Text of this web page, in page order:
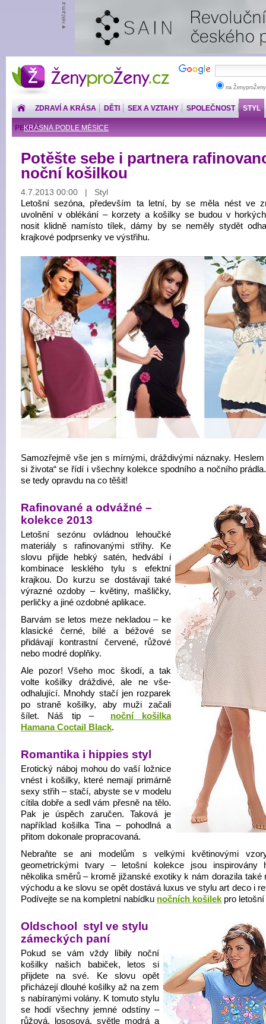
ŽenyproŽeny.cz
na
ZDRAVÍ A KRÁSA DĚTI SEX A VZTAHY SPOLEČNOST STYL
KRÁSNÁ PODLE MĚSÍCE
PENÍZE
Potěšte sebe i partnera
noční košilkou
4.7.2013 00:00 | Styl
Letošní sezóna, především ta letní, by se měla nést ve
uvolnění v oblékání – korzety a košilky se budou v
nosit klidně namísto tílek, dámy by se neměly stydět
krajkové podprsenky ve výstřihu.
Samozřejmě vše jen s mírnými, dráždivými náznaky. Heslem
si života“ se řídí i všechny kolekce spodního a nočního
se tedy opravdu na co těšit!
Rafinované a odvážné –
kolekce 2013
Letošní sezónu ovládnou lehoučké
materiály s rafinovanými střihy. Ke
slovu přijde hebký satén, hedvábí i
kombinace lesklého tylu s efektní
krajkou. Do kurzu se dostávají také
výrazné ozdoby – květiny, mašličky,
perličky a jiné ozdobné aplikace.
Barvám se letos meze nekladou – ke
klasické černé, bílé a béžové se
přidávají kontrastní červené, růžové
nebo modré doplňky.
Ale pozor! Všeho moc škodí, a tak
volte košilky dráždivé, ale ne vše-
odhalující. Mnohdy stačí jen rozparek
po straně košilky, aby muži začali
šílet. Náš tip – noční košilka
Hamana Coctail Black.
Romantika i hippies styl
Erotický náboj mohou do vaší ložnice
vnést i košilky, které nemají primárně
sexy střih – stačí, abyste se v modelu
cítila dobře a sedl vám přesně na tělo.
Pak je úspěch zaručen. Taková je
například košilka Tina – pohodlná a
přitom dokonale propracovaná.
Nebraňte se ani modelům s velkými květinovými
geometrickými tvary – letošní kolekce jsou inspirovány
několika směrů – kromě jižanské exotiky k nám dorazila také
východu a ke slovu se opět dostává luxus ve stylu art deco i
Podívejte se na kompletní nabídku nočních košilek pro
Oldschool styl ve stylu
zámeckých paní
Pokud se vám vždy líbily noční
košilky našich babiček, letos si
přijdete na své. Ke slovu opět
přicházejí dlouhé košilky až na zem
s nabíranými volány. K tomuto stylu
se hodí všechny jemné odstíny –
růžová, lososová, světle modrá a